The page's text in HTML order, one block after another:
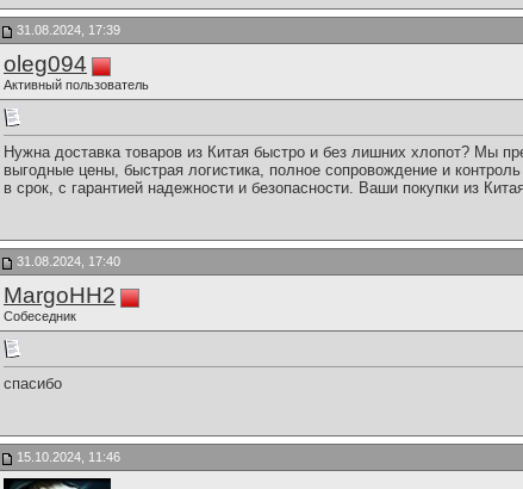
31.08.2024, 17:39
oleg094
Активный пользователь
Нужна доставка товаров из Китая быстро и без лишних хлопот? Мы
выгодные цены, быстрая логистика, полное сопровождение и
в срок, с гарантией надежности и безопасности. Ваши покупки из
31.08.2024, 17:40
MargoHH2
Собеседник
спасибо
15.10.2024, 11:46